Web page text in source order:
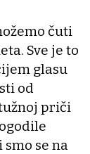
čuti
Sve je to
glasu
od
priči
se na